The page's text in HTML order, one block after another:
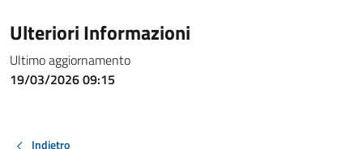
Ulteriori Informazioni
Ultimo aggiornamento
19/03/2026 09:15
Indietro